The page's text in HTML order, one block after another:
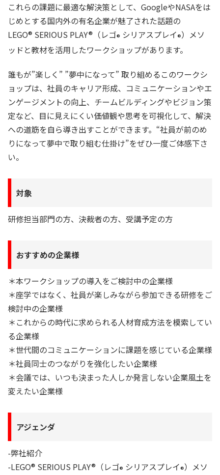
これらの課題に最適な解決策として、GoogleやNASAをは
じめとする国内外の有名企業が魅了された話題の
LEGO® SERIOUS PLAY®（レゴ® シリアスプレイ®）メソ
ッドと教材を活用したワークショップがあります。
誰もが”楽しく” ”夢中になって” 取り組めるこのワークシ
ョップは、社員のキャリア形成、コミュニケーションやエ
ンゲージメントの向上、チームビルディングやビジョン策
定など、目に見えにくい価値観や思考を可視化して、解決
への道筋を自ら導き出すことができます。“社員が前のめ
りになって夢中で取り組む仕掛け”をぜひ一度ご体感下さ
い。
対象
研修担当部門の方、決裁者の方、受講予定の方
おすすめの企業様
＊本ワークショップの導入をご検討中の企業様
＊座学ではなく、社員が楽しみながら参加できる研修をご
検討中の企業様
＊これからの時代に求められる人材育成方法を模索してい
る企業様
＊世代間のコミュニケーションに課題を感じている企業様
＊社員同士のつながりを強化したい企業様
＊会議では、いつも決まった人しか発言しない企業風土を
変えたい企業様
アジェンダ
-弊社紹介
-LEGO® SERIOUS PLAY®（レゴ® シリアスプレイ®）メソ